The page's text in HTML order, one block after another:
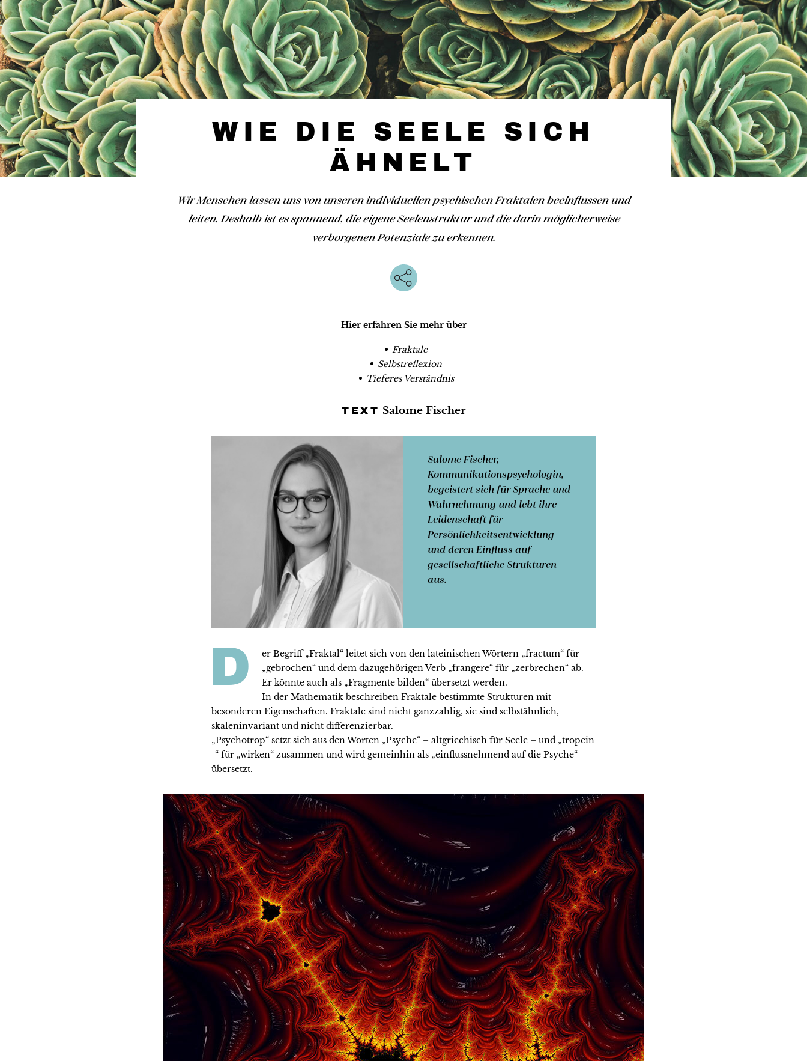
WIE DIE SEELE SICH
ÄHNELT
Wir Menschen lassen uns von unseren individuellen psychischen Fraktalen beeinflussen und
leiten. Deshalb ist es spannend, die eigene Seelenstruktur und die darin möglicherweise
verborgenen Potenziale zu erkennen.
Hier erfahren Sie mehr über
Fraktale
Selbstreflexion
Tieferes Verständnis
TEXT Salome Fischer
Salome Fischer,
Kommunikationspsychologin,
begeistert sich für Sprache und
Wahrnehmung und lebt ihre
Leidenschaft für
Persönlichkeitsentwicklung
und deren Einfluss auf
gesellschaftliche Strukturen
aus.
D
er Begriff „Fraktal“ leitet sich von den lateinischen Wörtern „fractum“ für
„gebrochen“ und dem dazugehörigen Verb „frangere“ für „zerbrechen“ ab.
Er könnte auch als „Fragmente bilden“ übersetzt werden.
In der Mathematik beschreiben Fraktale bestimmte Strukturen mit
besonderen Eigenschaften. Fraktale sind nicht ganzzahlig, sie sind selbstähnlich,
skaleninvariant und nicht differenzierbar.
„Psychotrop“ setzt sich aus den Worten „Psyche“ – altgriechisch für Seele – und „tropein
-“ für „wirken“ zusammen und wird gemeinhin als „einflussnehmend auf die Psyche“
übersetzt.